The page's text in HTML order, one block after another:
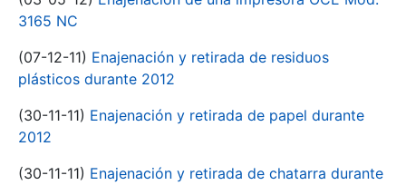
3165 NC
(07-12-11) Enajenación y retirada de residuos
plásticos durante 2012
(30-11-11) Enajenación y retirada de papel durante
2012
(30-11-11) Enajenación y retirada de chatarra durante